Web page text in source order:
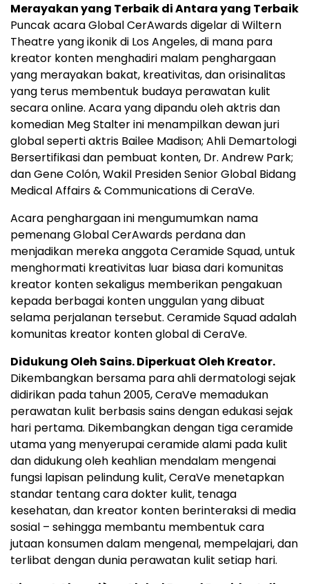
Merayakan yang Terbaik di Antara yang Terbaik
Puncak acara Global CerAwards digelar di Wiltern
Theatre yang ikonik di Los Angeles, di mana para
kreator konten menghadiri malam penghargaan
yang merayakan bakat, kreativitas, dan orisinalitas
yang terus membentuk budaya perawatan kulit
secara online. Acara yang dipandu oleh aktris dan
komedian Meg Stalter ini menampilkan dewan juri
global seperti aktris Bailee Madison; Ahli Demartologi
Bersertifikasi dan pembuat konten, Dr. Andrew Park;
dan Gene Colón, Wakil Presiden Senior Global Bidang
Medical Affairs & Communications di CeraVe.
Acara penghargaan ini mengumumkan nama
pemenang Global CerAwards perdana dan
menjadikan mereka anggota Ceramide Squad, untuk
menghormati kreativitas luar biasa dari komunitas
kreator konten sekaligus memberikan pengakuan
kepada berbagai konten unggulan yang dibuat
selama perjalanan tersebut. Ceramide Squad adalah
komunitas kreator konten global di CeraVe.
Didukung Oleh Sains. Diperkuat Oleh Kreator.
Dikembangkan bersama para ahli dermatologi sejak
didirikan pada tahun 2005, CeraVe memadukan
perawatan kulit berbasis sains dengan edukasi sejak
hari pertama. Dikembangkan dengan tiga ceramide
utama yang menyerupai ceramide alami pada kulit
dan didukung oleh keahlian mendalam mengenai
fungsi lapisan pelindung kulit, CeraVe menetapkan
standar tentang cara dokter kulit, tenaga
kesehatan, dan kreator konten berinteraksi di media
sosial – sehingga membantu membentuk cara
jutaan konsumen dalam mengenal, mempelajari, dan
terlibat dengan dunia perawatan kulit setiap hari.